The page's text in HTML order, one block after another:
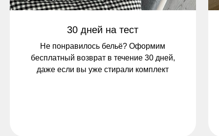
30 дней на тест
Не понравилось бельё? Оформим
бесплатный возврат в течение 30 дней,
даже если вы уже стирали комплект